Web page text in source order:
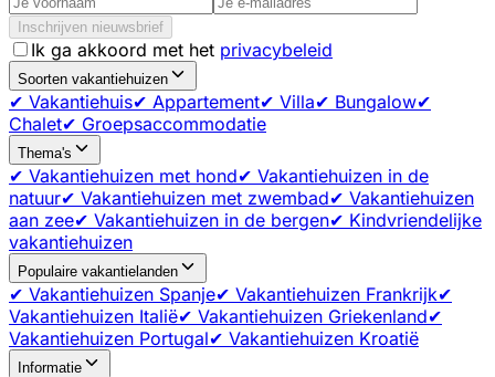
Inschrijven nieuwsbrief
Ik ga akkoord met het privacybeleid
Soorten vakantiehuizen
✔ Vakantiehuis✔ Appartement✔ Villa✔ Bungalow✔
Chalet✔ Groepsaccommodatie
Thema's
✔ Vakantiehuizen met hond✔ Vakantiehuizen in de
natuur✔ Vakantiehuizen met zwembad✔ Vakantiehuizen
aan zee✔ Vakantiehuizen in de bergen✔ Kindvriendelijke
vakantiehuizen
Populaire vakantielanden
✔ Vakantiehuizen Spanje✔ Vakantiehuizen Frankrijk✔
Vakantiehuizen Italië✔ Vakantiehuizen Griekenland✔
Vakantiehuizen Portugal✔ Vakantiehuizen Kroatië
Informatie